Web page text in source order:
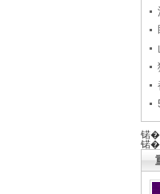
锘�
锘�